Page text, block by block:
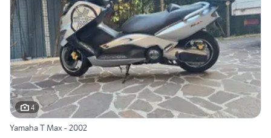
4
Yamaha T Max - 2002